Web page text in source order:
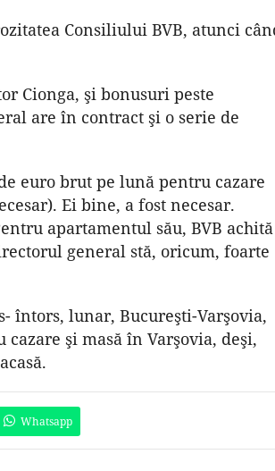
Consiliului BVB, atunci
Cionga, şi bonusuri peste
are în contract şi o serie de
euro brut pe lună pentru cazare
Ei bine, a fost necesar.
apartamentul său, BVB achită
general stă, oricum, foarte
întors, lunar, Bucureşti-Varşovia,
şi masă în Varşovia, deşi,
Whatsapp